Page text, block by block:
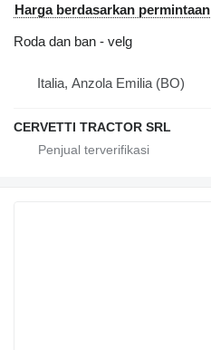
Harga berdasarkan permintaan
Roda dan ban - velg
Italia, Anzola Emilia (BO)
CERVETTI TRACTOR SRL